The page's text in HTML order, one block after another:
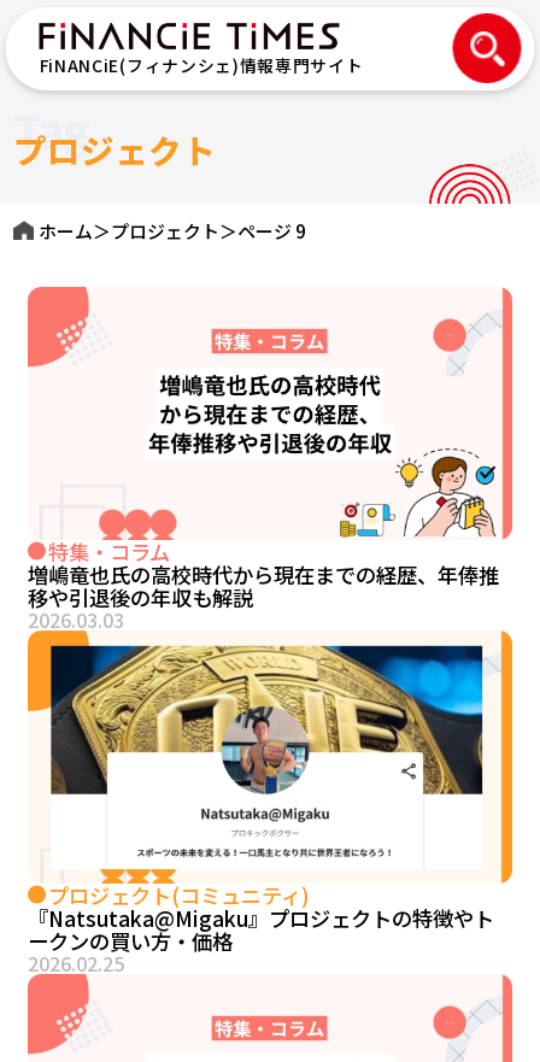
FiNANCiE(フィナンシェ)情報専門サイト
プロジェクト
Tag
ホーム＞プロジェクト＞ページ 9
特集・コラム
増嶋竜也氏の高校時代から現在までの経歴、年俸推
移や引退後の年収も解説
2026.03.03
プロジェクト(コミュニティ)
『Natsutaka@Migaku』プロジェクトの特徴やト
ークンの買い方・価格
2026.02.25